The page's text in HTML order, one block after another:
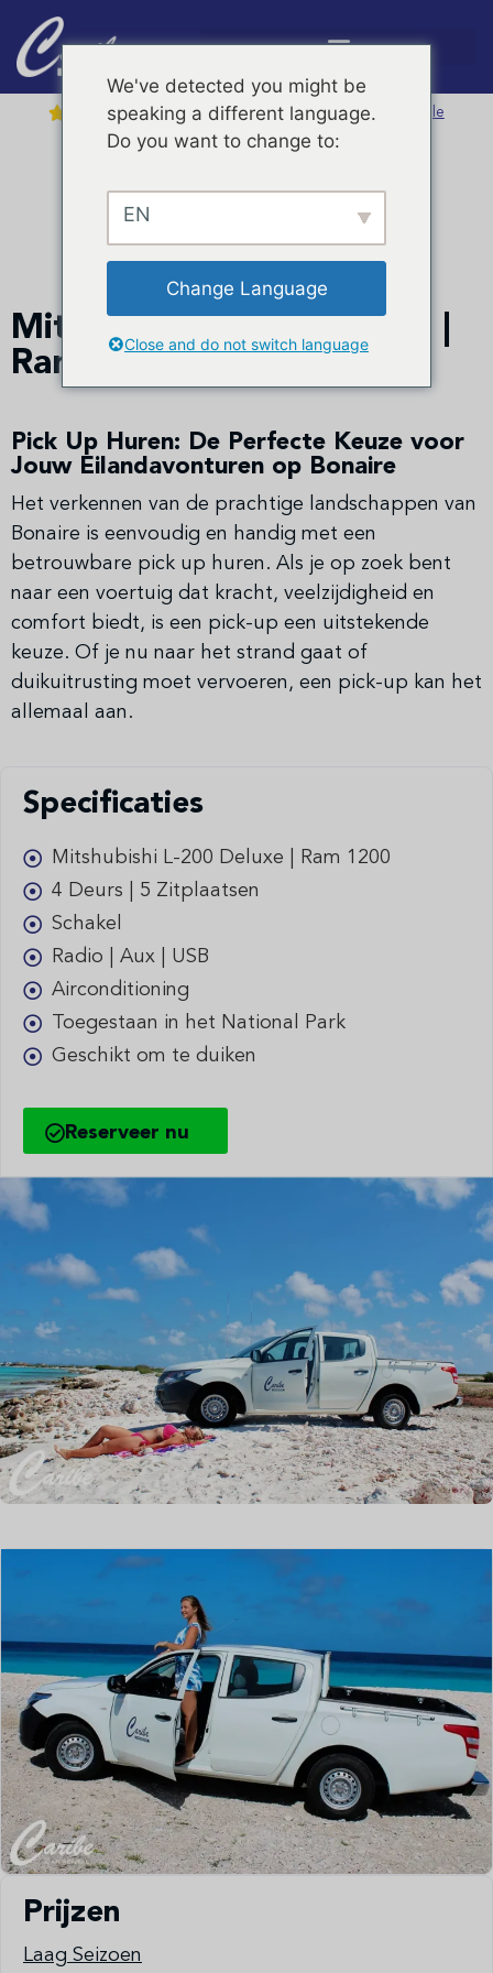
  4,7 / 5 Bekijk alle reviews op Google
Discover more activities on Bonaire with KAYAK.com
Standaard Pickup
Mitshubishi L-200 Deluxe |
Ram 1200
Pick Up Huren: De Perfecte Keuze voor
Jouw Eilandavonturen op Bonaire
Het verkennen van de prachtige landschappen van
Bonaire is eenvoudig en handig met een
betrouwbare pick up huren. Als je op zoek bent
naar een voertuig dat kracht, veelzijdigheid en
comfort biedt, is een pick-up een uitstekende
keuze. Of je nu naar het strand gaat of
duikuitrusting moet vervoeren, een pick-up kan het
allemaal aan.
Specificaties
Mitshubishi L-200 Deluxe | Ram 1200
4 Deurs | 5 Zitplaatsen
Schakel
Radio | Aux | USB
Airconditioning
Toegestaan in het National Park
Geschikt om te duiken
Reserveer nu
Prijzen
Laag Seizoen
We've detected you might be
speaking a different language.
Do you want to change to:
EN
Change Language
Close and do not switch language